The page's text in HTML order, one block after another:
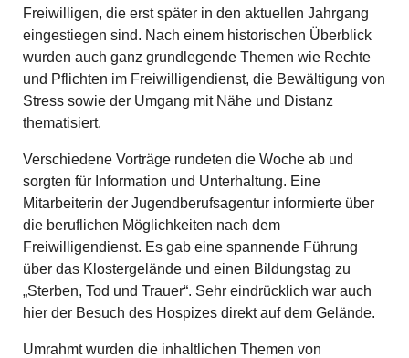
Freiwilligen, die erst später in den aktuellen Jahrgang
eingestiegen sind. Nach einem historischen Überblick
wurden auch ganz grundlegende Themen wie Rechte
und Pflichten im Freiwilligendienst, die Bewältigung von
Stress sowie der Umgang mit Nähe und Distanz
thematisiert.
Verschiedene Vorträge rundeten die Woche ab und
sorgten für Information und Unterhaltung. Eine
Mitarbeiterin der Jugendberufsagentur informierte über
die beruflichen Möglichkeiten nach dem
Freiwilligendienst. Es gab eine spannende Führung
über das Klostergelände und einen Bildungstag zu
„Sterben, Tod und Trauer“. Sehr eindrücklich war auch
hier der Besuch des Hospizes direkt auf dem Gelände.
Umrahmt wurden die inhaltlichen Themen von